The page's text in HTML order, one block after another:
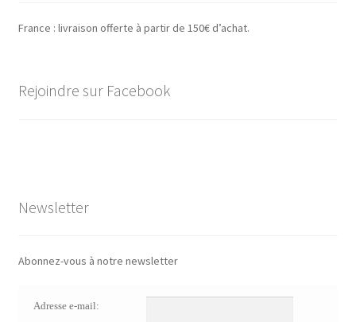
France : livraison offerte à partir de 150€ d’achat.
Rejoindre sur Facebook
Newsletter
Abonnez-vous à notre newsletter
Adresse e-mail: